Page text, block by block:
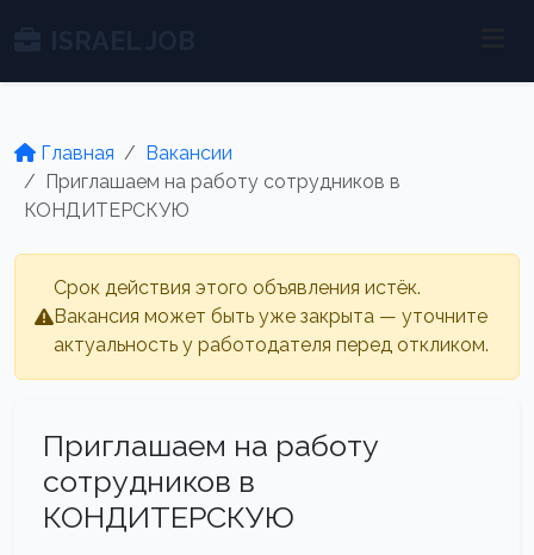
Главная
Вакансии
Приглашаем на работу сотрудников в
КОНДИТЕРСКУЮ
Срок действия этого объявления истёк.
Вакансия может быть уже закрыта — уточните
актуальность у работодателя перед откликом.
Приглашаем на работу
сотрудников в
КОНДИТЕРСКУЮ